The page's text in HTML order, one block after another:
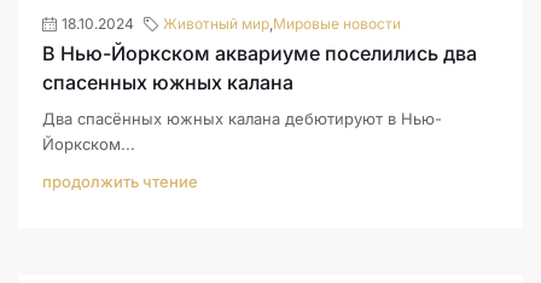
18.10.2024 Животный мир Мировые новости
В Нью-Йоркском аквариуме поселились два
спасенных южных калана
Два спасённых южных калана дебютируют в Нью-
Йоркском...
продолжить чтение